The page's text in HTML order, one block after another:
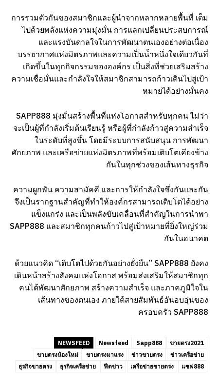
การรวมตัวกันของสมาชิกและผู้นำจากหลากหลายพื้นที่ เต็ม
ไปด้วยพลังแห่งความมุ่งมั่น การแลกเปลี่ยนประสบการณ์
และแรงบันดาลใจในการพัฒนาตนเองอย่างต่อเนื่อง
บรรยากาศแห่งมิตรภาพและความเป็นน้ำหนึ่งใจเดียวกันที่
เกิดขึ้นในทุกกิจกรรมขององค์กร เป็นสิ่งที่ช่วยเสริมสร้าง
ความเชื่อมั่นและกำลังใจให้สมาชิกสามารถก้าวเดินไปสู่เป้า
หมายได้อย่างมั่นคง
SAPP888 มุ่งมั่นสร้างพื้นที่แห่งโอกาสสำหรับทุกคน ไม่ว่า
จะเป็นผู้ที่กำลังเริ่มต้นเรียนรู้ หรือผู้ที่กำลังก้าวสู่ความสำเร็จ
ในระดับที่สูงขึ้น โดยมีระบบการสนับสนุน การพัฒนา
ศักยภาพ และเครือข่ายแห่งมิตรภาพที่พร้อมเติบโตเคียงข้าง
กันในทุกช่วงของเส้นทางธุรกิจ
ความผูกพัน ความสามัคคี และการให้กำลังใจซึ่งกันและกัน
จึงเป็นรากฐานสำคัญที่ทำให้องค์กรสามารถเติบโตได้อย่าง
แข็งแกร่ง และเป็นพลังขับเคลื่อนที่สำคัญในการนำพา
SAPP888 และสมาชิกทุกคนก้าวไปสู่เป้าหมายที่ยิ่งใหญ่ร่วม
กันในอนาคต
ด้วยแนวคิด “เติบโตไปด้วยกันอย่างยั่งยืน” SAPP888 ยังคง
เดินหน้าสร้างสังคมแห่งโอกาส พร้อมส่งเสริมให้สมาชิกทุก
คนได้พัฒนาศักยภาพ สร้างความสำเร็จ และภาคภูมิใจใน
เส้นทางของตนเอง ภายใต้สายสัมพันธ์อันอบอุ่นของ
ครอบครัว SAPP888
NEWSFEED Newsfeed Sapp888
ขายตรง2021
ขายตรงน้องใหม่
ขายตรงมาแรง ข่าวขายตรง
ข่าวเครือข่าย
ธุรกิจขายตรง
ธุรกิจเครือข่าย ฟีดข่าว เครือข่ายขายตรง แซฟ888